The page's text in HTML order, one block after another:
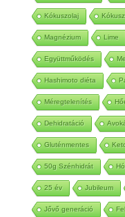
Kókuszolaj
Magnézium Lime
Együttműködés
Hashimoto diéta
Méregtelenítés
Dehidratáció
Gluténmentes
50g Szénhidrát
25 év Jubileum
Jővő generáció